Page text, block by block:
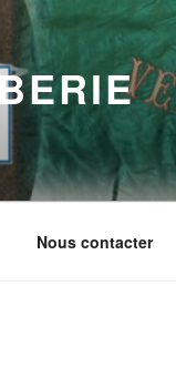
Nous contacter